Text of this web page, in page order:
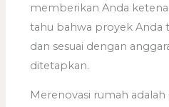
memberikan Anda
tahu bahwa proyek Anda
dan sesuai dengan
ditetapkan.
Merenovasi rumah adalah